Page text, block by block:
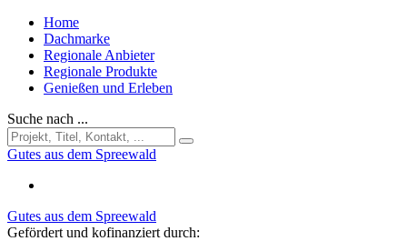
Home
Dachmarke
Regionale Anbieter
Regionale Produkte
Genießen und Erleben
Suche nach ...
Gutes aus dem Spreewald
Gutes aus dem Spreewald
Gefördert und kofinanziert durch: